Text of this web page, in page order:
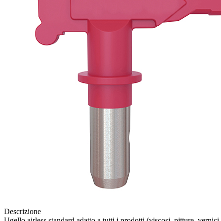
Descrizione